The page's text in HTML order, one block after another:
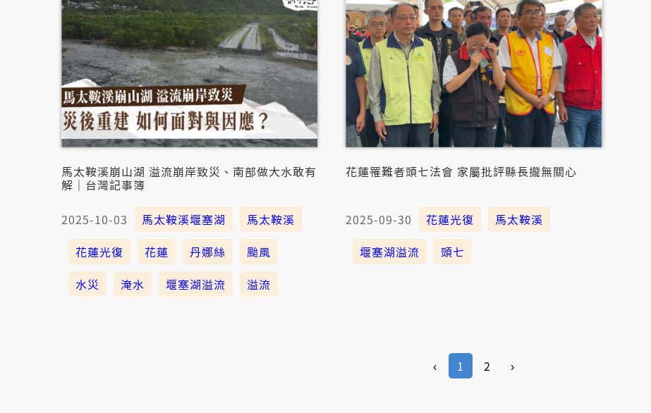
馬太鞍溪崩山湖 溢流崩岸致災、南部做大水敢有
解｜台灣記事簿
2025-10-03 馬太鞍溪堰塞湖
馬太鞍溪
花蓮光復
花蓮 丹娜絲
颱風
水災
淹水 堰塞湖溢流 溢流
花蓮罹難者頭七法會 家屬批評縣長攏無關心
2025-09-30 花蓮光復
馬太鞍溪
堰塞湖溢流
頭七
‹ 1 2 ›